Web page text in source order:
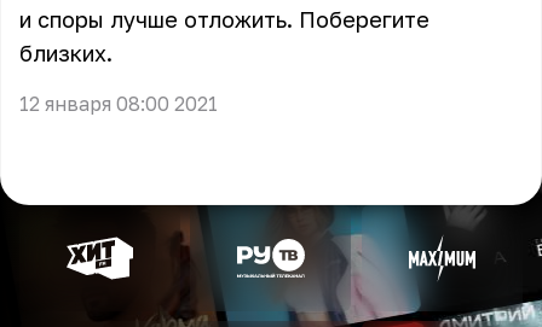
и споры лучше отложить. Поберегите
близких.
12 января 08:00 2021